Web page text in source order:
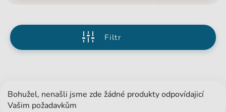
Filtr
Bohužel, nenašli jsme zde žádné produkty odpovídajicí
Vašim požadavkům